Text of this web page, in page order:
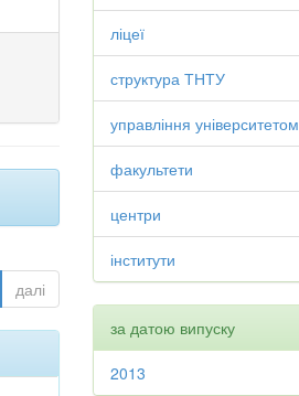
далі
ліцеї
структура ТНТУ
управління університетом
факультети
центри
інститути
за датою випуску
2013